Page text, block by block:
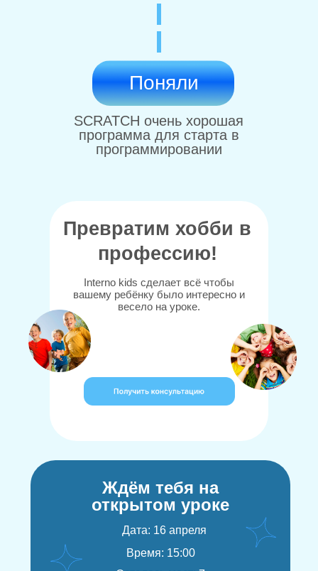
SCRATCH очень хорошая
программа для старта в
программировании
Поняли
Превратим хобби в
профессию!
Interno kids сделает всё чтобы
вашему ребёнку было интересно и
весело на уроке.
Ждём тебя на
открытом уроке
Дата: 16 апреля
Время: 15:00